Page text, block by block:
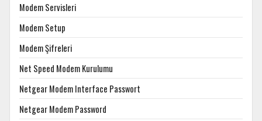
Modem Servisleri
Modem Setup
Modem Şifreleri
Net Speed Modem Kurulumu
Netgear Modem Interface Passwort
Netgear Modem Password